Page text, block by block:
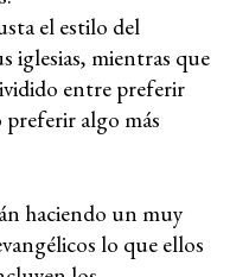
el estilo del
iglesias, mientras que
entre preferir
algo más
haciendo un muy
lo que ellos